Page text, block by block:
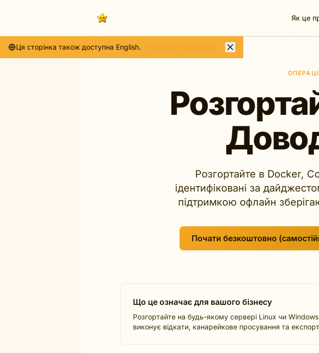
Як це
Розгортайте в Docker,
ідентифіковані за
підтримкою офлайн
Почати безкоштовно
Що це означає для вашого бізнесу
Розгортайте на будь-якому сервері Linux чи
виконує відкати, канарейкове просування та експорт
Ця сторінка також доступна English.